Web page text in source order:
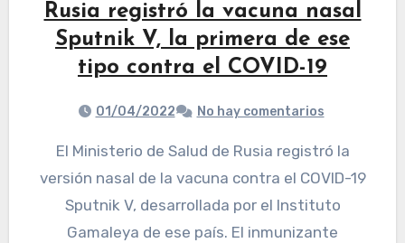
Rusia registró la vacuna nasal
Sputnik V, la primera de ese
tipo contra el COVID-19
01/04/2022 No hay comentarios
El Ministerio de Salud de Rusia registró la
versión nasal de la vacuna contra el COVID-19
Sputnik V, desarrollada por el Instituto
Gamaleya de ese país. El inmunizante